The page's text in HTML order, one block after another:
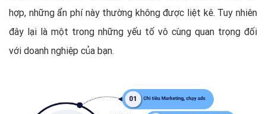
hợp, những ẩn phí này thường không được liệt kê. Tuy nhiên
đây lại là một trong những yếu tố vô cùng quan trọng đối
với doanh nghiệp của bạn.